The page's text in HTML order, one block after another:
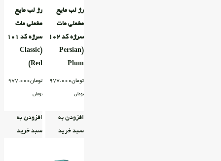
رژ لب مایع
مخملی مات
سرژه کد ۱۰۲
(Persian
Plum
تومان977.000
تومان
افزودن به
سبد خرید
رژ لب مایع
مخملی مات
سرژه کد ۱۰۱
(Classic
Red)
تومان977.000
تومان
افزودن به
سبد خرید